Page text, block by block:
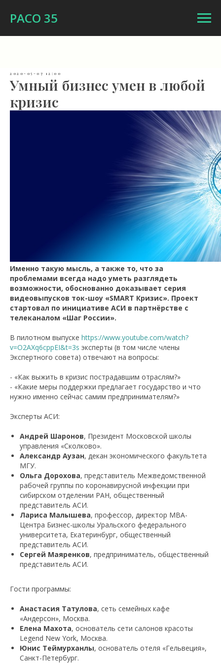
РАСО 35
2020-05-07 12:00
Умный бизнес умен в любой
кризис
Именно такую мысль, а также то, что за
проблемами всегда надо уметь разглядеть
возможности, обоснованно доказывает серия
видеовыпусков ток-шоу «SMART Кризис». Проект
стартовал по инициативе АСИ в партнёрстве с
телеканалом «Шаг России».
В пилотном выпуске https://www.youtube.com/watch?
v=O2AXq6cppEI&t=3s эксперты (в том числе члены
Экспертного совета) отвечают на вопросы:
- «Как выжить в кризис пострадавшим отраслям?»
- «Какие меры поддержки предлагает государство и что
нужно именно сейчас самим предпринимателям?»
Эксперты АСИ:
Андрей Шаронов, Президент Московской школы
управления «Сколково».
Александр Аузан, декан экономического факультета
МГУ.
Ольга Дорохова, представитель Межведомственной
рабочей группы по коронавирусной инфекции при
сибирском отделении РАН, общественный
представитель АСИ.
Лариса Малышева, профессор, директор МВА-
Центра Бизнес-школы Уральского федерального
университета, Екатеринбург, общественный
представитель АСИ.
Сергей Маяренков, предприниматель, общественный
представитель АСИ.
Гости программы:
Анастасия Татулова, сеть семейных кафе
«Андерсон», Москва.
Елена Махота, основатель сети салонов красоты
Legend New York, Москва.
Юнис Теймурханлы, основатель отеля «Гельвеция»,
Санкт-Петербург.